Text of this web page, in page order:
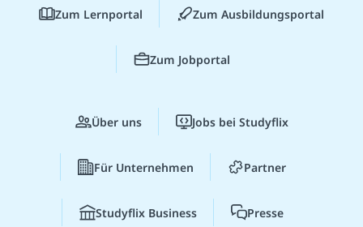
Zum Lernportal Zum Ausbildungsportal
Zum Jobportal
Über uns Jobs bei Studyflix
Für Unternehmen Partner
Studyflix Business Presse